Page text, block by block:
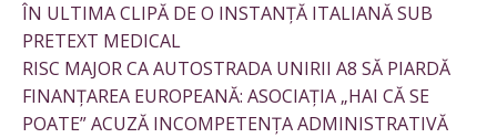
ÎN ULTIMA CLIPĂ DE O INSTANȚĂ ITALIANĂ SUB
PRETEXT MEDICAL
RISC MAJOR CA AUTOSTRADA UNIRII A8 SĂ PIARDĂ
FINANȚAREA EUROPEANĂ: ASOCIAȚIA „HAI CĂ SE
POATE” ACUZĂ INCOMPETENȚA ADMINISTRATIVĂ